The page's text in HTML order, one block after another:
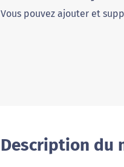
Vous pouvez ajouter et
Description du